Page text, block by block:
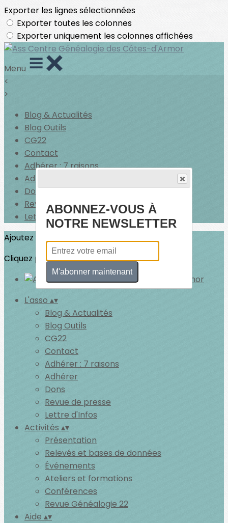
Exporter les lignes sélectionnées
Exporter toutes les colonnes
Exporter uniquement les colonnes affichées
Menu
<
>
Blog & Actualités
Blog Outils
CG22
Contact
Adhérer : 7 raisons
Adhérer
Dons
Revue de presse
Lettre d'Infos
Ajoutez un logo, un bouton, des réseaux sociaux
Cliquez pour éditer
L'asso ▴▾
Blog & Actualités
Blog Outils
CG22
Contact
Adhérer : 7 raisons
Adhérer
Dons
Revue de presse
Lettre d'Infos
Activités ▴▾
Présentation
Relevés et bases de données
Événements
Ateliers et formations
Conférences
Revue Généalogie 22
Aide ▴▾
ABONNEZ-VOUS À
NOTRE NEWSLETTER
M'abonner maintenant